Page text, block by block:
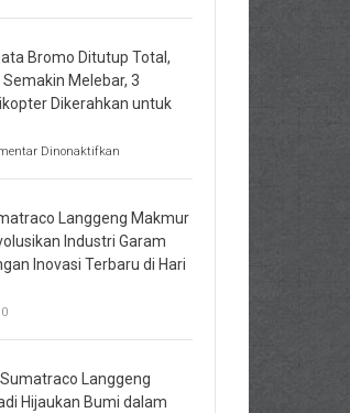
Bromo Ditutup Total,
Semakin Melebar, 3
Dikerahkan untuk
Dinonaktifkan
Bromo
Total,
Api
Melebar,
untuk
Bombing
Langgeng Makmur
Industri Garam
Inovasi Terbaru di Hari
0
Langgeng
Hijaukan Bumi dalam